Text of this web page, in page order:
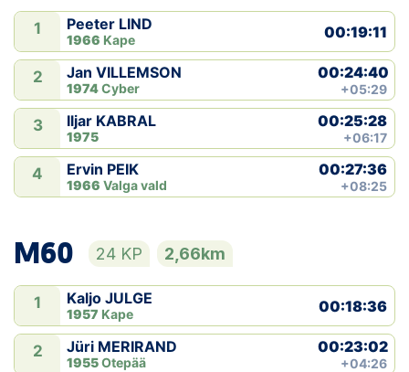
1 Peeter LIND
1966 Kape 00:19:11
2 Jan VILLEMSON
1974Cyber
00:24:40
+05:29
3 Iljar KABRAL
1975
00:25:28
+06:17
4 Ervin PEIK
1966 Valga vald
00:27:36
+08:25
M60 24 KP 2,66km
1 Kaljo JULGE
1957 Kape 00:18:36
2 Jüri MERIRAND
1955Otepää
00:23:02
+04:26